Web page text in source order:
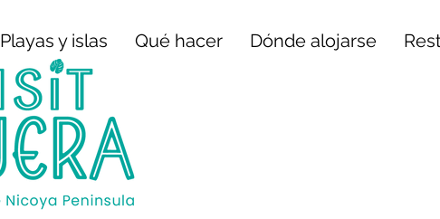
Playas y islas Qué hacer Dónde alojarse